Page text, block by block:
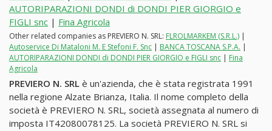
AUTORIPARAZIONI DONDI di DONDI PIER GIORGIO e
FIGLI snc | Fina Agricola
Other related companies as PREVIERO N. SRL: FLROLMARKEM (S.R.L.) |
Autoservice Di Mataloni M. E Stefoni F. Snc | BANCA TOSCANA S.P.A. |
AUTORIPARAZIONI DONDI di DONDI PIER GIORGIO e FIGLI snc | Fina
Agricola
PREVIERO N. SRL è un'azienda, che è stata registrata 1991
nella regione Alzate Brianza, Italia. Il nome completo della
società è PREVIERO N. SRL, società assegnata al numero di
imposta IT42080078125. La società PREVIERO N. SRL si